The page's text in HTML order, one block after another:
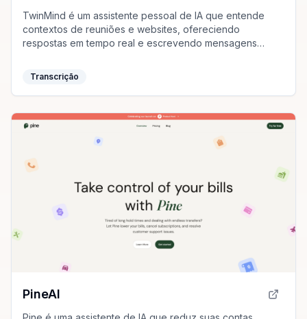
TwinMind é um assistente pessoal de IA que entende
contextos de reuniões e websites, ofereciendo
respostas em tempo real e escrevendo mensagens
Transcrição
PineAI